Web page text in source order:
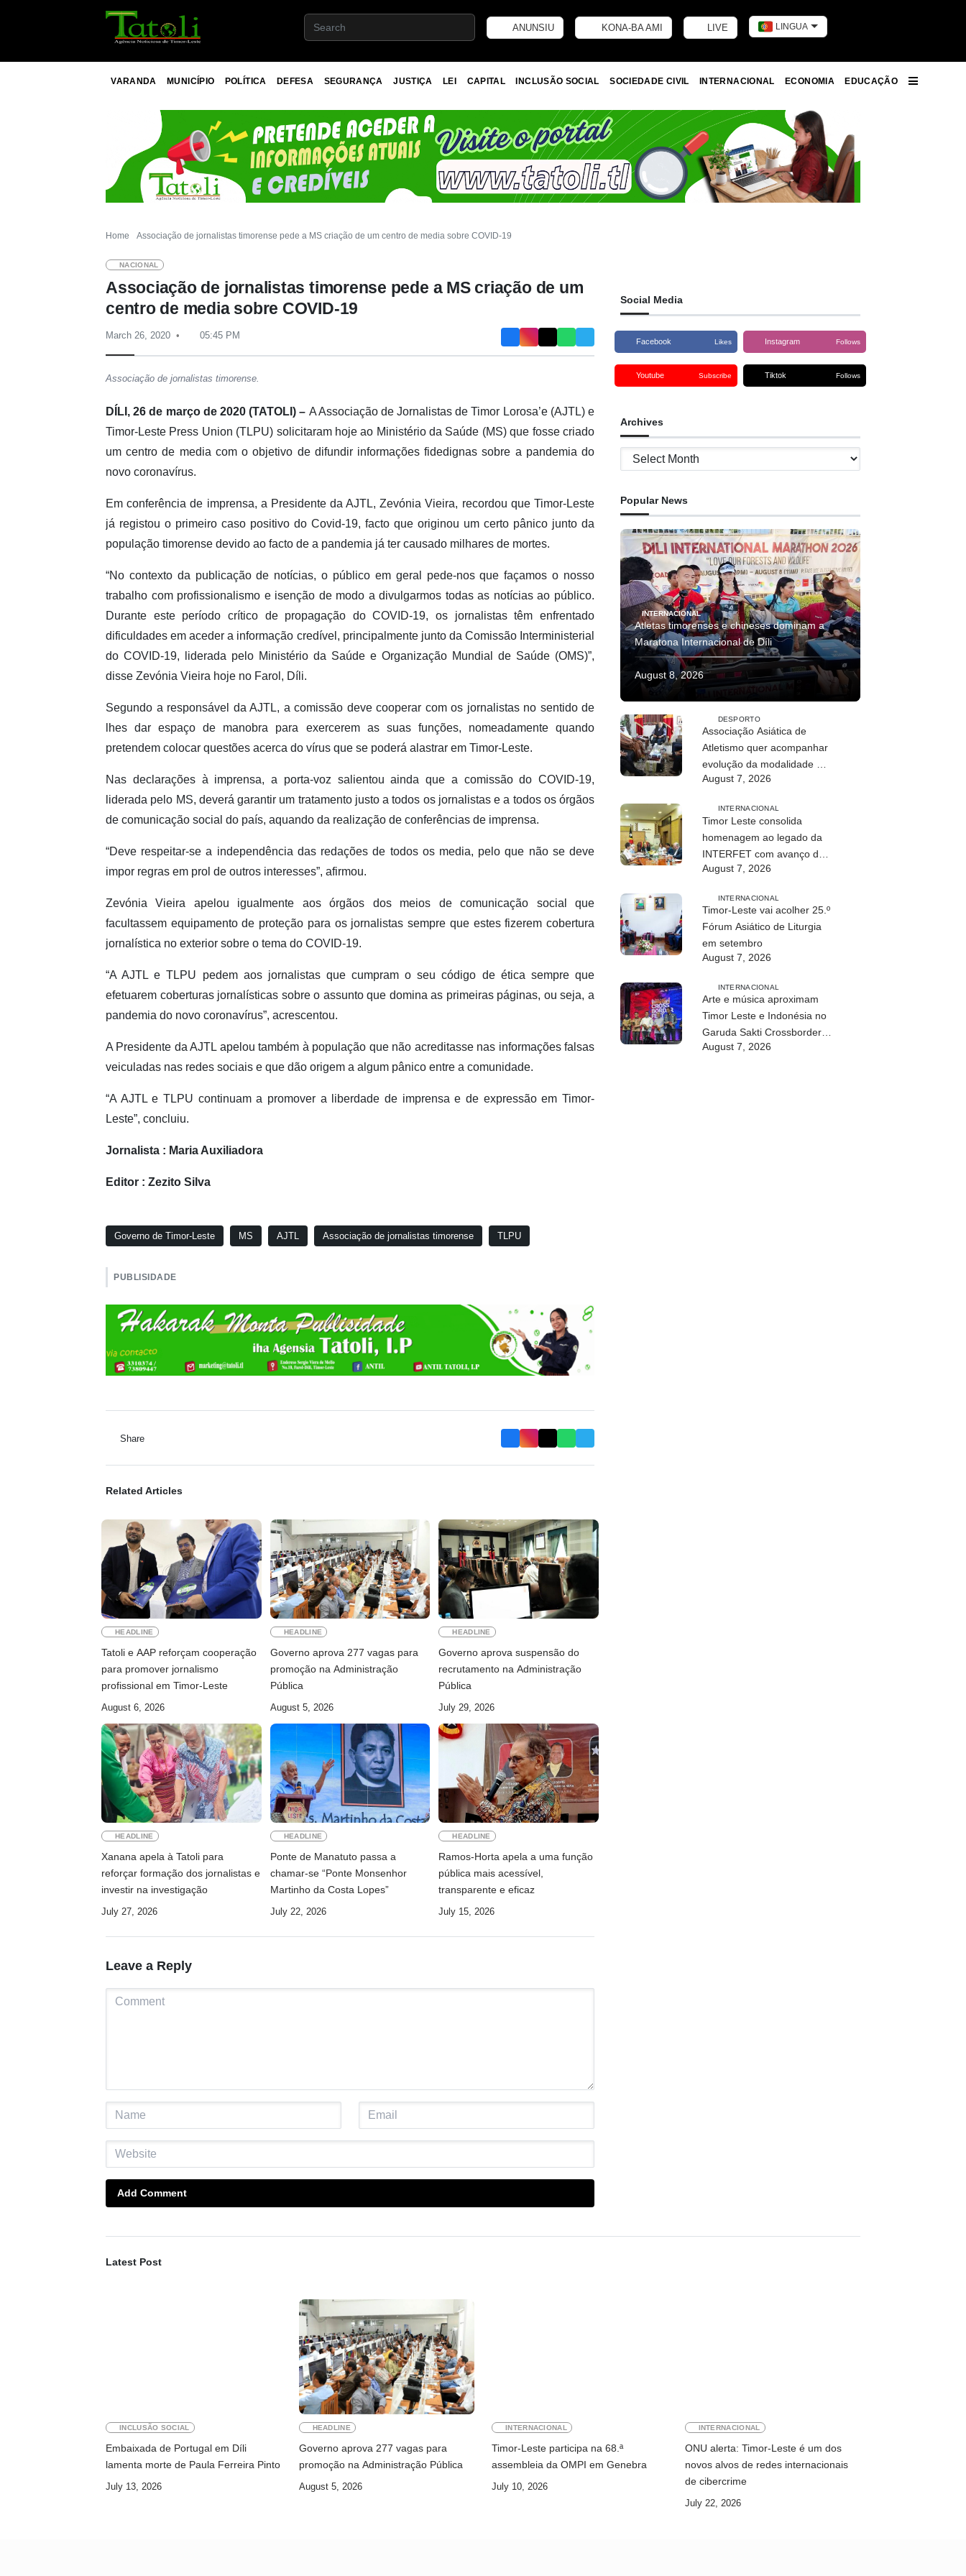
ANUNSIU KONA-BA AMI LIVE LINGUA
VARANDA MUNICÍPIO POLÍTICA DEFESA SEGURANÇA JUSTIÇA LEI CAPITAL INCLUSÃO SOCIAL SOCIEDADE CIVIL INTERNACIONAL ECONOMIA
EDUCAÇÃO
Home Associação de jornalistas timorense pede a MS criação de um centro de media sobre COVID-19
NACIONAL
Associação de jornalistas timorense pede a MS criação de um
centro de media sobre COVID-19
March 26, 2020 05:45 PM
Associação de jornalistas timorense.
DÍLI, 26 de março de 2020 (TATOLI) – A Associação de Jornalistas de Timor Lorosa’e (AJTL) e
Timor-Leste Press Union (TLPU) solicitaram hoje ao Ministério da Saúde (MS) que fosse criado
um centro de media com o objetivo de difundir informações fidedignas sobre a pandemia do
novo coronavírus.
Em conferência de imprensa, a Presidente da AJTL, Zevónia Vieira, recordou que Timor-Leste
já registou o primeiro caso positivo do Covid-19, facto que originou um certo pânico junto da
população timorense devido ao facto de a pandemia já ter causado milhares de mortes.
“No contexto da publicação de notícias, o público em geral pede-nos que façamos o nosso
trabalho com profissionalismo e isenção de modo a divulgarmos todas as notícias ao público.
Durante este período crítico de propagação do COVID-19, os jornalistas têm enfrentado
dificuldades em aceder a informação credível, principalmente junto da Comissão Interministerial
do COVID-19, liderada pelo Ministério da Saúde e Organização Mundial de Saúde (OMS)”,
disse Zevónia Vieira hoje no Farol, Díli.
Segundo a responsável da AJTL, a comissão deve cooperar com os jornalistas no sentido de
lhes dar espaço de manobra para exercerem as suas funções, nomeadamente quando
pretendem colocar questões acerca do vírus que se poderá alastrar em Timor-Leste.
Nas declarações à imprensa, a porta-voz salientou ainda que a comissão do COVID-19,
liderada pelo MS, deverá garantir um tratamento justo a todos os jornalistas e a todos os órgãos
de comunicação social do país, aquando da realização de conferências de imprensa.
“Deve respeitar-se a independência das redações de todos os media, pelo que não se deve
impor regras em prol de outros interesses”, afirmou.
Zevónia Vieira apelou igualmente aos órgãos dos meios de comunicação social que
facultassem equipamento de proteção para os jornalistas sempre que estes fizerem cobertura
jornalística no exterior sobre o tema do COVID-19.
“A AJTL e TLPU pedem aos jornalistas que cumpram o seu código de ética sempre que
efetuarem coberturas jornalísticas sobre o assunto que domina as primeiras páginas, ou seja, a
pandemia do novo coronavírus”, acrescentou.
A Presidente da AJTL apelou também à população que não acreditasse nas informações falsas
veiculadas nas redes sociais e que dão origem a algum pânico entre a comunidade.
“A AJTL e TLPU continuam a promover a liberdade de imprensa e de expressão em Timor-
Leste”, concluiu.
Jornalista : Maria Auxiliadora
Editor : Zezito Silva
Governo de Timor-Leste MS AJTL Associação de jornalistas timorense TLPU
PUBLISIDADE
Share
Related Articles
HEADLINE
Tatoli e AAP reforçam cooperação
para promover jornalismo
profissional em Timor-Leste
August 6, 2026
HEADLINE
Governo aprova 277 vagas para
promoção na Administração
Pública
August 5, 2026
HEADLINE
Governo aprova suspensão do
recrutamento na Administração
Pública
July 29, 2026
HEADLINE
Xanana apela à Tatoli para
reforçar formação dos jornalistas e
investir na investigação
July 27, 2026
HEADLINE
Ponte de Manatuto passa a
chamar-se “Ponte Monsenhor
Martinho da Costa Lopes”
July 22, 2026
HEADLINE
Ramos-Horta apela a uma função
pública mais acessível,
transparente e eficaz
July 15, 2026
Leave a Reply
Add Comment
Social Media
Facebook Likes Instagram Follows
Youtube Subscribe Tiktok Follows
Archives
Archives
Popular News
INTERNACIONAL
Atletas timorenses e chineses dominam a
Maratona Internacional de Díli
August 8, 2026
DESPORTO
Associação Asiática de
Atletismo quer acompanhar
evolução da modalidade em
Timor Leste
August 7, 2026
INTERNACIONAL
Timor Leste consolida
homenagem ao legado da
INTERFET com avanço de
memorial
August 7, 2026
INTERNACIONAL
Timor-Leste vai acolher 25.º
Fórum Asiático de Liturgia
em setembro
August 7, 2026
INTERNACIONAL
Arte e música aproximam
Timor Leste e Indonésia no
Garuda Sakti Crossborder
Fest 2026
August 7, 2026
Latest Post
INCLUSÃO SOCIAL
Embaixada de Portugal em Díli
lamenta morte de Paula Ferreira Pinto
July 13, 2026
HEADLINE
Governo aprova 277 vagas para
promoção na Administração Pública
August 5, 2026
INTERNACIONAL
Timor-Leste participa na 68.ª
assembleia da OMPI em Genebra
July 10, 2026
INTERNACIONAL
ONU alerta: Timor-Leste é um dos
novos alvos de redes internacionais
de cibercrime
July 22, 2026